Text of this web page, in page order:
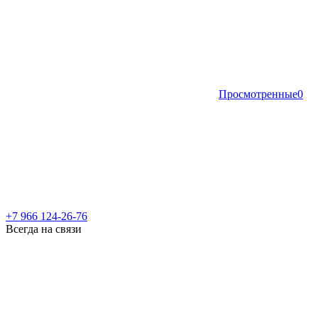
Просмотренные0
+7 966 124-26-76
Всегда на связи